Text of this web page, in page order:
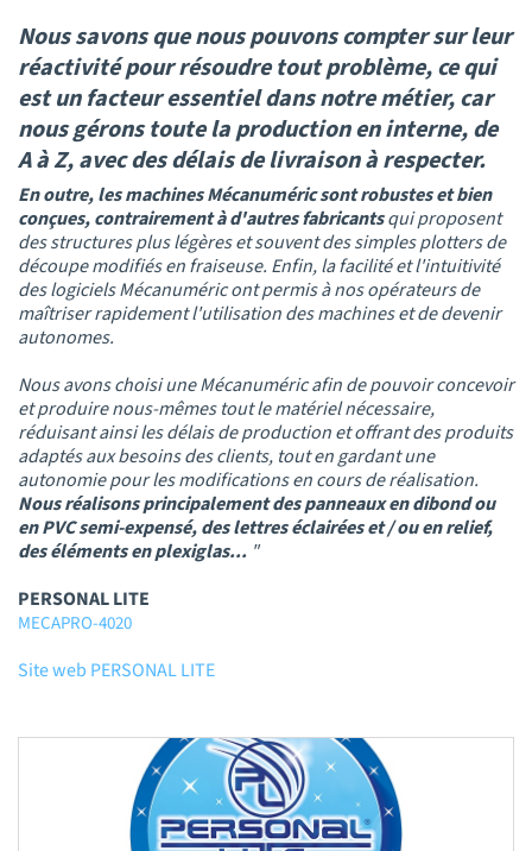
Nous savons que nous pouvons compter sur leur
réactivité pour résoudre tout problème, ce qui
est un facteur essentiel dans notre métier, car
nous gérons toute la production en interne, de
A à Z, avec des délais de livraison à respecter.
En outre, les machines Mécanuméric sont robustes et bien
conçues, contrairement à d'autres fabricantsqui proposent
des structures plus légères et souvent des simples plotters de
découpe modifiés en fraiseuse. Enfin, la facilité et l'intuitivité
des logiciels Mécanuméric ont permis à nos opérateurs de
maîtriser rapidement l'utilisation des machines et de devenir
autonomes.
Nous avons choisi une Mécanuméric afin de pouvoir concevoir
et produire nous-mêmes tout le matériel nécessaire,
réduisant ainsi les délais de production et offrant des produits
adaptés aux besoins des clients, tout en gardant une
autonomie pour les modifications en cours de réalisation.
Nous réalisons principalement des panneaux en dibond ou
en PVC semi-expensé, des lettres éclairées et / ou en relief,
des éléments en plexiglas... "
PERSONAL LITE
MECAPRO-4020
Site web PERSONAL LITE